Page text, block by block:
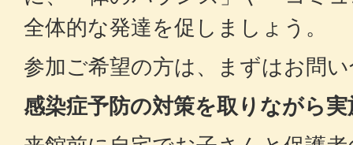
全体的な発達を促しましょう。
参加ご希望の方は、まずはお問
感染症予防の対策を取りながら